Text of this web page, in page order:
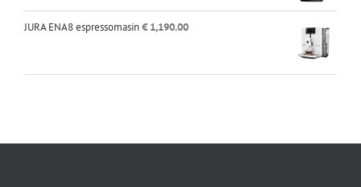
JURA ENA8 espressomasin€ 1,190.00